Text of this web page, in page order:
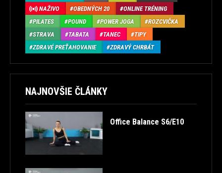
NAŽIVO
OBEDNÝCH 20
ONLINE TRÉNING
PILATES
POUND POWER JOGA
ROZCVIČKA
STRAVA
TABATA TANEC
TIPY
ZDRAVÉ PREŤAHOVANIE
ZDRAVÝ CHRBÁT
NAJNOVŠIE ČLÁNKY
Office Balance S6/E10